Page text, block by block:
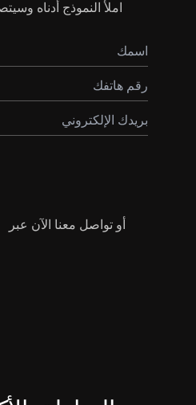
املأ النموذج أدناه
أو تواصل معنا الآن عبر